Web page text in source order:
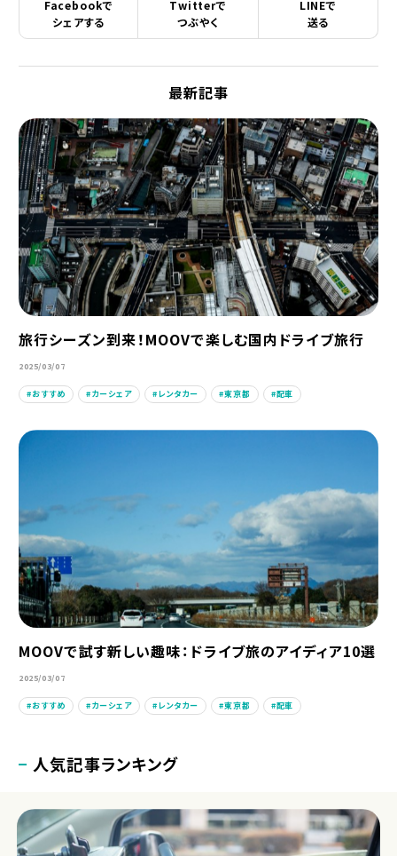
Facebookで
シェアする
Twitterで
つぶやく
LINEで
送る
最新記事
旅行シーズン到来！MOOVで楽しむ国内ドライブ旅行
2025/03/07
おすすめ カーシェア レンタカー 東京都 配車
MOOVで試す新しい趣味：ドライブ旅のアイディア10選
2025/03/07
おすすめ カーシェア レンタカー 東京都 配車
人気記事ランキング